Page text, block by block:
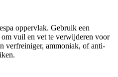
oppervlak. Gebruik een
vuil en vet te verwijderen voor
verfreiniger, ammoniak, of anti-